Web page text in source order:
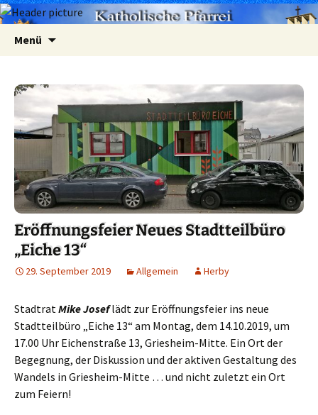
Menü
Eröffnungsfeier Neues Stadtteilbüro
„Eiche 13“
29. September 2019 Allgemein Herby
StadtratMike Josef lädt zur Eröffnungsfeier ins neue
Stadtteilbüro „Eiche 13“ am Montag, dem 14.10.2019, um
17.00 Uhr Eichenstraße 13, Griesheim-Mitte. Ein Ort der
Begegnung, der Diskussion und der aktiven Gestaltung des
Wandels in Griesheim-Mitte … und nicht zuletzt ein Ort
zum Feiern!